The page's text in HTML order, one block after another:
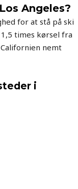
Angeles?
for at stå på ski
times kørsel fra
nemt
i